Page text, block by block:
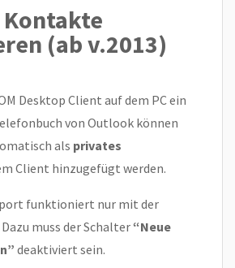
(ab v.2013)
Desktop Client auf dem PC ein
von Outlook können
als privates
Client hinzugefügt werden.
funktioniert nur mit der
muss der Schalter “Neue
deaktiviert sein.